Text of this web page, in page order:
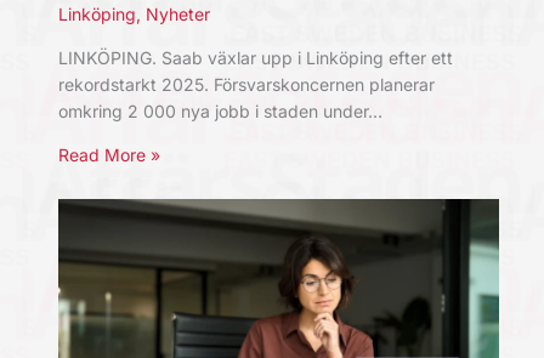
Linköping, Nyheter
LINKÖPING. Saab växlar upp i Linköping efter ett
rekordstarkt 2025. Försvarskoncernen planerar
omkring 2 000 nya jobb i staden under…
Read More »